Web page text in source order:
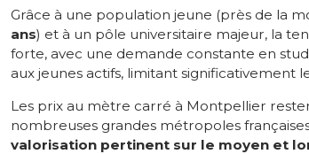
Grâce à une population jeune (près de la
ans) et à un pôle universitaire majeur, la
forte, avec une demande constante en
aux jeunes actifs, limitant significativement
Les prix au mètre carré à Montpellier
nombreuses grandes métropoles
valorisation pertinent sur le moyen et